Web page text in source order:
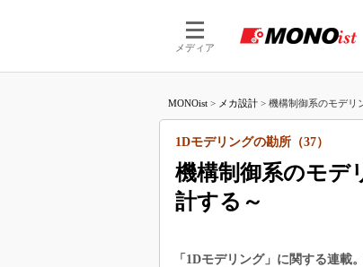
メディア
つな
MONOist > メカ設計 > 機構制御系のモデリ
機構制御系のモデ
計する～
1Dモデリングの勘所（37）
「1Dモデリング」に関する連載